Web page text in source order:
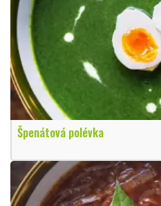
Špenátová polévka